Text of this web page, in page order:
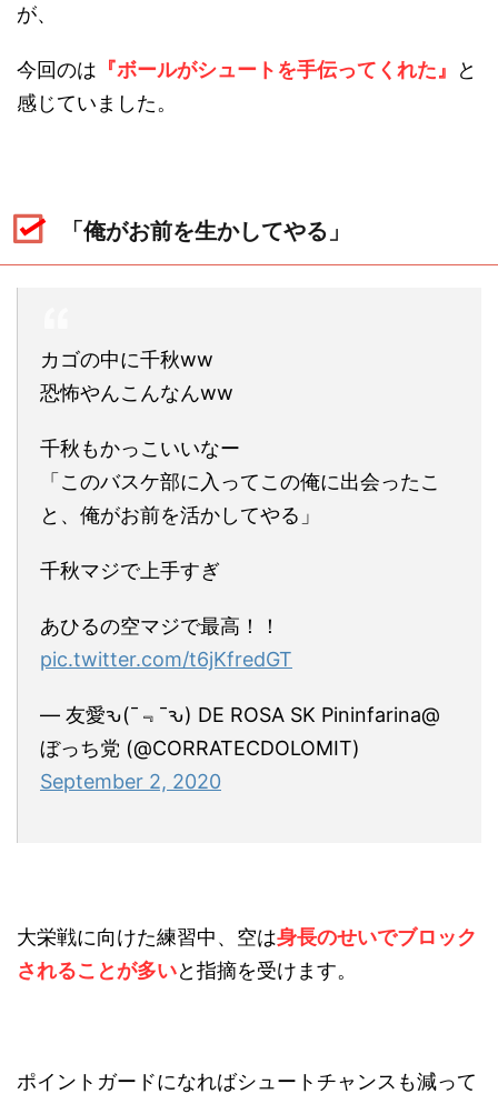
が、
今回のは 『ボールがシュートを手伝ってくれた』
と
感じていました。
「俺がお前を生かしてやる」
カゴの中に千秋ww
恐怖やんこんなんww
千秋もかっこいいなー
「このバスケ部に入ってこの俺に出会ったこ
と、俺がお前を活かしてやる」
千秋マジで上手すぎ
あひるの空マジで最高！！
pic.twitter.com/t6jKfredGT
— 友愛ԅ(¯﹃¯ԅ) DE ROSA SK Pininfarina@
ぼっち党 (@CORRATECDOLOMIT)
September 2, 2020
大栄戦に向けた練習中、空は身長のせいでブロック
されることが多いと指摘を受けます。
ポイントガードになればシュートチャンスも減って